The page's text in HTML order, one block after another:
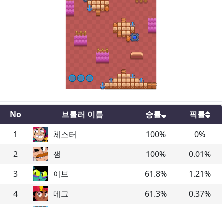
No 브롤러 이름 승률
픽률
1
체스터 100% 0%
2
샘 100% 0.01%
3
이브 61.8% 1.21%
4
메그 61.3% 0.37%